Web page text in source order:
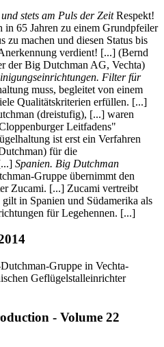
stets am Puls der ZeitRespekt!
in 65 Jahren zu einem Grundpfeiler
zu machen und diesen Status bis
verdient! [...] (Bernd
der Big Dutchman AG, Vechta)
Filter für
muss, begleitet von einem
Qualitätskriterien erfüllen. [...]
(dreistufig), [...] waren
Leitfadens"
ist erst ein Verfahren
für die
Spanien. Big Dutchman
Gruppe übernimmt den
Zucami. [...] Zucami vertreibt
in Spanien und Südamerika als
für Legehennen. [...]
Gruppe in Vechta-
Geflügelstalleinrichter
- Volume 22